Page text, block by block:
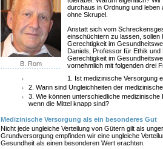
B. Rom
durchaus in Ordnung und
ohne Skrupel.
Anstatt sich vom
einschüchtern zu lassen, sollen
Gerechtigkeit im
Daniels, Professor für Ethik
Gerechtigkeit im
vornehmlich mit folgenden drei
1. Ist medizinische Versorgung
2. Wann sind Ungleichheiten der
3. Wie können unterschiedliche
wenn die Mittel knapp sind?
Medizinische Versorgung als ein besonderes Gut
Nicht jede ungleiche Verteilung von Gütern gilt als
Grundversorgung empfinden wir eine ungleiche
Gesundheit als einen besonderen Wert erachten.